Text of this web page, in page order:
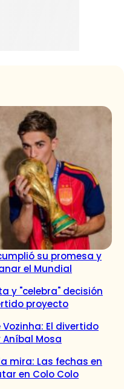
su promesa y
el Mundial
y "celebra" decisión
proyecto
El divertido
Aníbal Mosa
mira: Las fechas en
en Colo Colo